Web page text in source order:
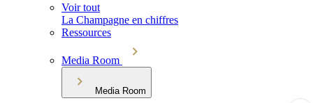
Voir tout
La Champagne en chiffres
Ressources
Media Room
Media Room